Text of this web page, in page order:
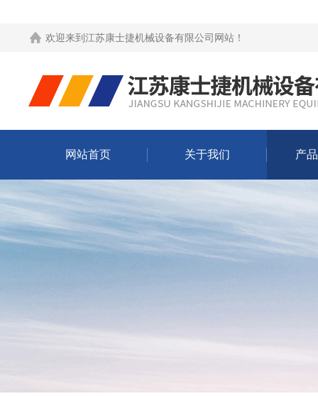
欢迎来到 江苏康士捷机械设备有限公司网站 ！
网站首页 关于我们 产